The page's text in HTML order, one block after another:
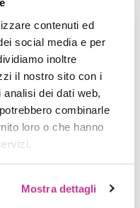
contenuti ed
social media e per
inoltre
il nostro sito con i
dei dati web,
combinarle
loro o che hanno
Mostra dettagli